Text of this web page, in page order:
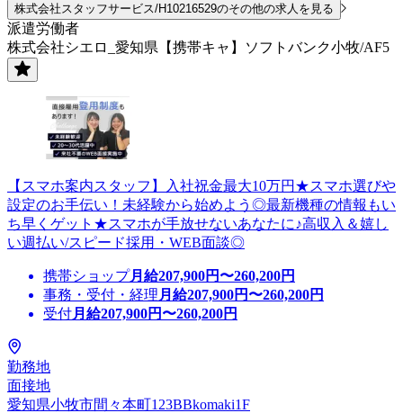
株式会社スタッフサービス/H10216529のその他の求人を見る
派遣労働者
株式会社シエロ_愛知県【携帯キャ】ソフトバンク小牧/AF5
【スマホ案内スタッフ】入社祝金最大10万円★スマホ選びや
設定のお手伝い！未経験から始めよう◎最新機種の情報もい
ち早くゲット★スマホが手放せないあなたに♪高収入＆嬉し
い週払い/スピード採用・WEB面談◎
携帯ショップ月給207,900円〜260,200円
事務・受付・経理 月給207,900円〜260,200円
受付月給207,900円〜260,200円
勤務地
面接地
愛知県小牧市間々本町123BBkomaki1F